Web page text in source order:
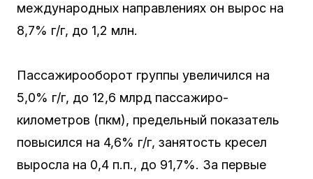
международных направлениях он вырос на
8,7% г/г, до 1,2 млн.
Пассажирооборот группы увеличился на
5,0% г/г, до 12,6 млрд пассажиро-
километров (пкм), предельный показатель
повысился на 4,6% г/г, занятость кресел
выросла на 0,4 п.п., до 91,7%. За первые